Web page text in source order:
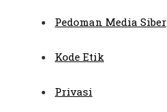
Pedoman Media Siber
Kode Etik
Privasi